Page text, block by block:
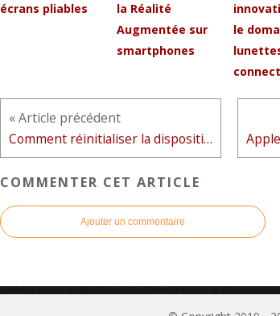
écrans pliables
la Réalité
Augmentée sur
smartphones
le
« Article précédent
Comment réinitialiser la disposition de l'écran d'accueil sur iPhone 13 ?
COMMENTER CET ARTICLE
Ajouter un commentaire